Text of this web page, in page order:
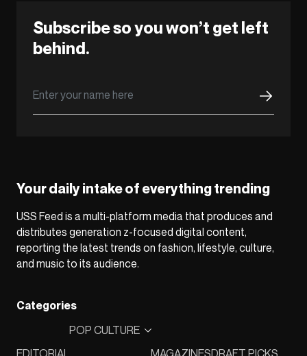
Subscribe so you won’t get left
behind.
Your daily intake of everything trending
USS Feed is a multi-platform media that produces and
distributes generation z-focused digital content,
reporting the latest trends on fashion, lifestyle, culture,
and music to its audience.
Categories
POP CULTURE